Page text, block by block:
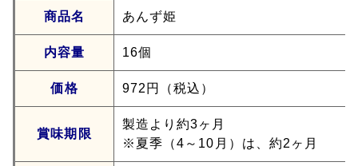
商品名 あんず姫
内容量 16個
価格 972円（税込）
賞味期限
製造より約3ヶ月
※夏季（4～10月）は、約2ヶ月